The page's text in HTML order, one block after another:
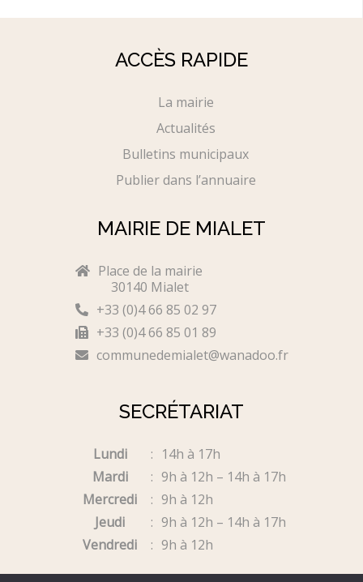
ACCÈS RAPIDE
La mairie
Actualités
Bulletins municipaux
Publier dans l’annuaire
MAIRIE DE MIALET
Place de la mairie
30140 Mialet
+33 (0)4 66 85 02 97
+33 (0)4 66 85 01 89
communedemialet@wanadoo.fr
SECRÉTARIAT
Lundi
14h à 17h
Mardi
9h à 12h – 14h à 17h
Mercredi
9h à 12h
Jeudi
9h à 12h – 14h à 17h
Vendredi
9h à 12h